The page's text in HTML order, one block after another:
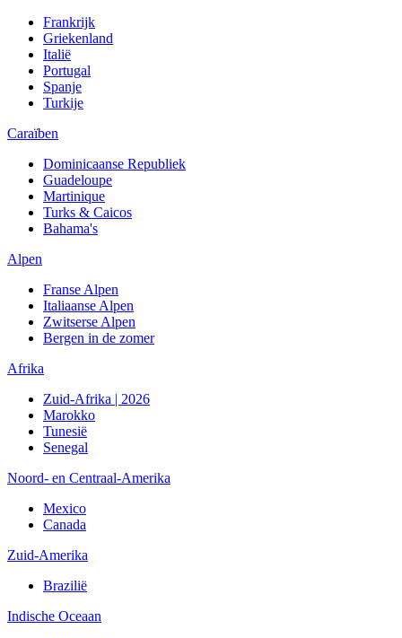
Frankrijk
Griekenland
Italië
Portugal
Spanje
Turkije
Caraïben
Dominicaanse Republiek
Guadeloupe
Martinique
Turks & Caicos
Bahama's
Alpen
Franse Alpen
Italiaanse Alpen
Zwitserse Alpen
Bergen in de zomer
Afrika
Zuid-Afrika | 2026
Marokko
Tunesië
Senegal
Noord- en Centraal-Amerika
Mexico
Canada
Zuid-Amerika
Brazilië
Indische Oceaan